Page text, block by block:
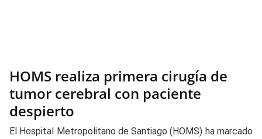
HOMS realiza primera cirugía de
tumor cerebral con paciente
despierto
El Hospital Metropolitano de Santiago (HOMS) ha marcado